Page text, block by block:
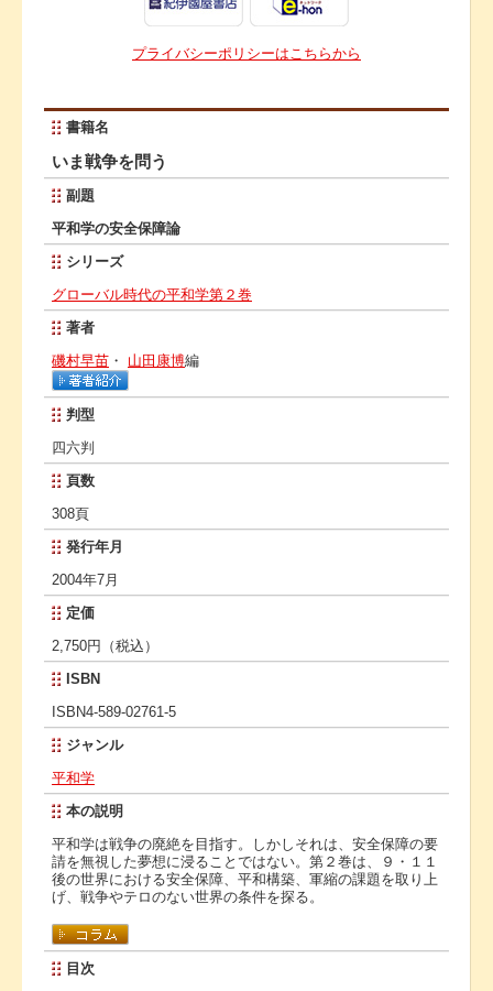
プライバシーポリシーはこちらから
書籍名
いま戦争を問う
副題
平和学の安全保障論
シリーズ
グローバル時代の平和学第２巻
著者
磯村早苗 ・ 山田康博編
判型
四六判
頁数
308頁
発行年月
2004年7月
定価
2,750円（税込）
ISBN
ISBN4-589-02761-5
ジャンル
平和学
本の説明
平和学は戦争の廃絶を目指す。しかしそれは、安全保障の要
請を無視した夢想に浸ることではない。第２巻は、９・１１
後の世界における安全保障、平和構築、軍縮の課題を取り上
げ、戦争やテロのない世界の条件を探る。
目次